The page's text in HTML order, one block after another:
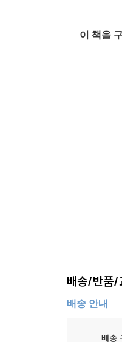
이 책을
배송/반품/
배송 안내
배송